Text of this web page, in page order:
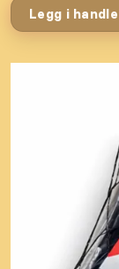
Legg i